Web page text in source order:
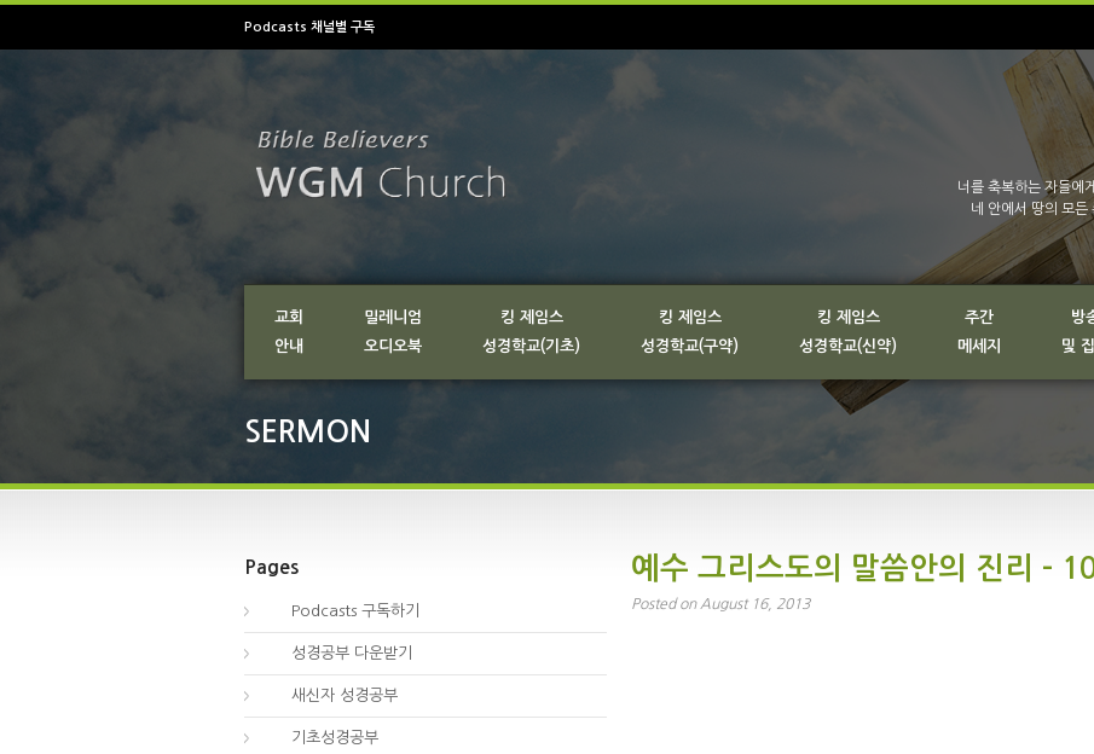
Podcasts 채널별 구독
너를 축복하는 자들에
네 안에서 땅의 모든
교회
안내
밀레니엄
오디오북
킹 제임스
성경학교(기초)
킹 제임스
성경학교(구약)
킹 제임스
성경학교(신약)
주간
메세지
방
및
SERMON
예수 그리스도의 말씀안의 진리 –
Posted on August 16, 2013
Pages
Podcasts 구독하기
성경공부 다운받기
새신자 성경공부
기초성경공부